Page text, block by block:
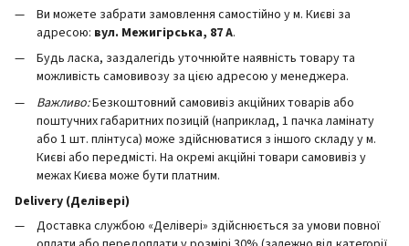
Ви можете забрати замовлення самостійно у м. Києві за
адресою: вул. Межигірська, 87 А.
Будь ласка, заздалегідь уточнюйте наявність товару та
можливість самовивозу за цією адресою у менеджера.
Важливо:Безкоштовний самовивіз акційних товарів або
поштучних габаритних позицій (наприклад, 1 пачка ламінату
або 1 шт. плінтуса) може здійснюватися з іншого складу у м.
Києві або передмісті. На окремі акційні товари самовивіз у
межах Києва може бути платним.
Delivery (Делівері)
Доставка службою «Делівері» здійснюється за умови повної